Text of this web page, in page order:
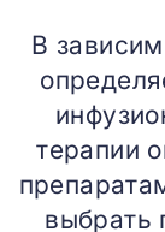
В
терапии
выбрать